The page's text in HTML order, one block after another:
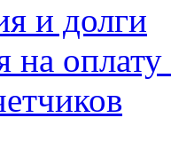
и долги
на